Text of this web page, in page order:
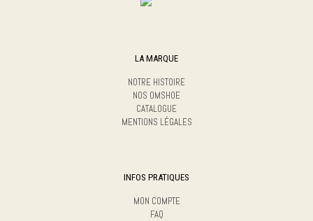
LA MARQUE
NOTRE HISTOIRE
NOS OMSHOE
CATALOGUE
MENTIONS LÉGALES
INFOS PRATIQUES
MON COMPTE
FAQ